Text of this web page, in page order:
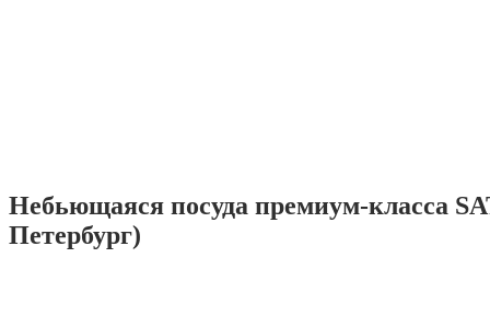
Небьющаяся посуда премиум-класса
Петербург)